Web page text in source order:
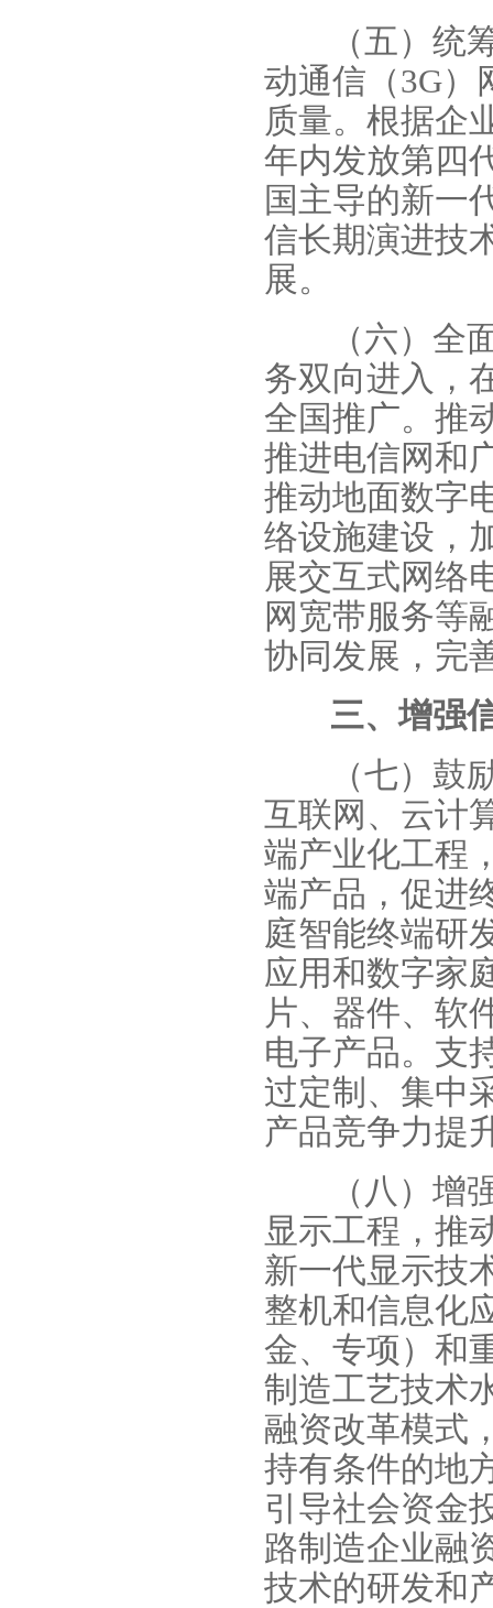
（五）统
动通信（3G）
质量。根据企
年内发放第四
国主导的新一
信长期演进技
展。
（六）全
务双向进入，
全国推广。推
推进电信网和
推动地面数字
络设施建设，
展交互式网络
网宽带服务等
协同发展，完
三、增强
（七）鼓
互联网、云计
端产业化工程
端产品，促进
庭智能终端研
应用和数字家
片、器件、软
电子产品。支
过定制、集中
产品竞争力提
（八）增
显示工程，推
新一代显示技
整机和信息化
金、专项）和
制造工艺技术
融资改革模式
持有条件的地
引导社会资金
路制造企业融
技术的研发和